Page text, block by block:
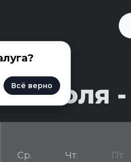
Всё верноиюля -
Ср. Чт. Пт.